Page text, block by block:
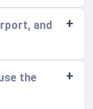
and
the